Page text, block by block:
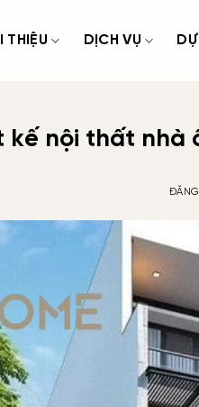
THIỆU DỊCH VỤ
kế nội thất nhà